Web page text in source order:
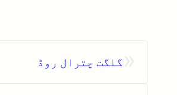
گلگت چترال روڈ